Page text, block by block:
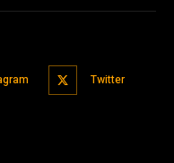
Twitter